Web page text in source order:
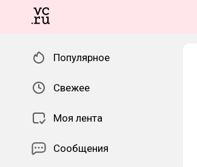
Популярное
Свежее
Моя лента
Сообщения